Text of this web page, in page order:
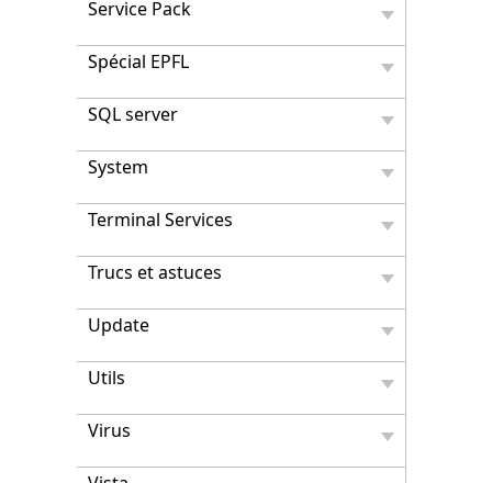
Service Pack
Spécial EPFL
SQL server
System
Terminal Services
Trucs et astuces
Update
Utils
Virus